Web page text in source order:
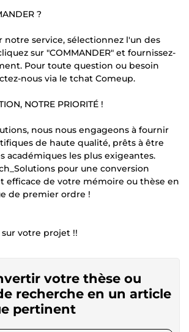
?
notre service, sélectionnez l'un des
sur "COMMANDER" et fournissez-
Pour toute question ou besoin
nous via le tchat Comeup.
NOTRE PRIORITÉ !
nous nous engageons à fournir
de haute qualité, prêts à être
académiques les plus exigeantes.
pour une conversion
efficace de votre mémoire ou thèse en
de premier ordre !
votre projet !!
votre thèse ou
recherche en un article
pertinent